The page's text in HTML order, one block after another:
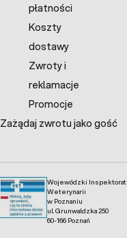
płatności
Koszty
dostawy
Zwroty i
reklamacje
Promocje
Zażądaj zwrotu jako gość
Wojewódzki Inspektorat
Weterynarii
w Poznaniu
ul. Grunwaldzka 250
60-166 Poznań